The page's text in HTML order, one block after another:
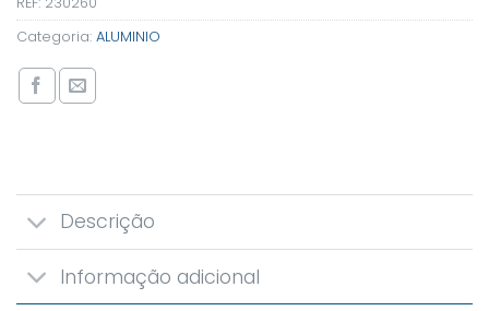
Categoria: ALUMINIO
Descrição
Informação adicional